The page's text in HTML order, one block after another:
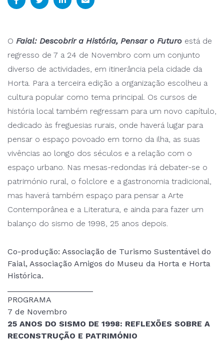
O Faial: Descobrir a História, Pensar o Futuro está de
regresso de 7 a 24 de Novembro com um conjunto
diverso de actividades, em itinerância pela cidade da
Horta. Para a terceira edição a organização escolheu a
cultura popular como tema principal. Os cursos de
história local também regressam para um novo capítulo,
dedicado às freguesias rurais, onde haverá lugar para
pensar o espaço povoado em torno da ilha, as suas
vivências ao longo dos séculos e a relação com o
espaço urbano. Nas mesas-redondas irá debater-se o
património rural, o folclore e a gastronomia tradicional,
mas haverá também espaço para pensar a Arte
Contemporânea e a Literatura, e ainda para fazer um
balanço do sismo de 1998, 25 anos depois.
Co-produção: Associação de Turismo Sustentável do
Faial, Associação Amigos do Museu da Horta e Horta
Histórica.
PROGRAMA
7 de Novembro
25 ANOS DO SISMO DE 1998: REFLEXÕES SOBRE A
RECONSTRUÇÃO E PATRIMÓNIO